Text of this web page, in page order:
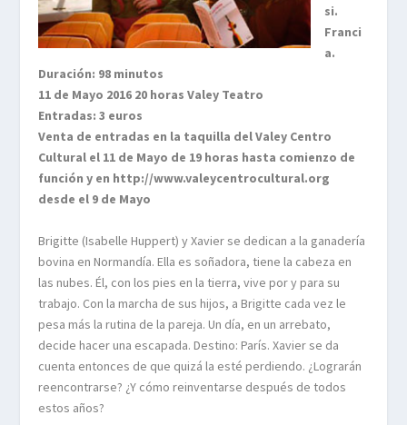
si.
Franci
a.
Duración: 98 minutos
11 de Mayo 2016 20 horas Valey Teatro
Entradas: 3 euros
Venta de entradas en la taquilla del Valey Centro
Cultural el 11 de Mayo de 19 horas hasta comienzo de
función y en http://www.valeycentrocultural.org
desde el 9 de Mayo
Brigitte (Isabelle Huppert) y Xavier se dedican a la ganadería
bovina en Normandía. Ella es soñadora, tiene la cabeza en
las nubes. Él, con los pies en la tierra, vive por y para su
trabajo. Con la marcha de sus hijos, a Brigitte cada vez le
pesa más la rutina de la pareja. Un día, en un arrebato,
decide hacer una escapada. Destino: París. Xavier se da
cuenta entonces de que quizá la esté perdiendo. ¿Lograrán
reencontrarse? ¿Y cómo reinventarse después de todos
estos años?